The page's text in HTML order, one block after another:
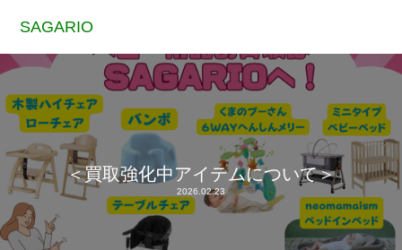
SAGARIO
＜買取強化中アイテムについて＞
2026.02.23